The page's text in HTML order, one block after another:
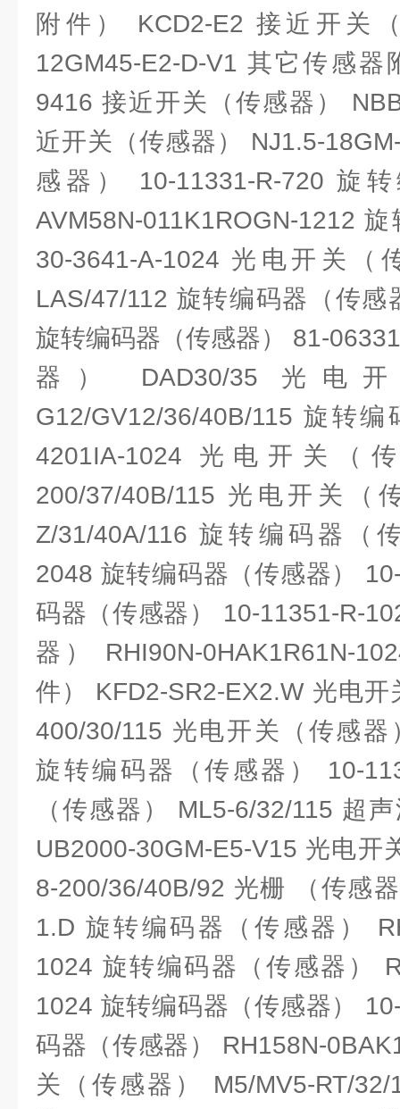
附件） KCD2-E2 接近开关
12GM45-E2-D-V1 其它传感
9416 接近开关（传感器）
近开关（传感器） NJ1.5-
感器） 10-11331-R-720 旋
AVM58N-011K1ROGN-1212
30-3641-A-1024 光电开关（
LAS/47/112 旋转编码器（传感
旋转编码器（传感器） 81-
器） DAD30/35 光电
G12/GV12/36/40B/115 旋转
4201IA-1024 光电开关（
200/37/40B/115 光电开关（
Z/31/40A/116 旋转编码器（
2048 旋转编码器（传感器）
码器（传感器） 10-11351-R-
器） RHI90N-0HAK1R61N-
件） KFD2-SR2-EX2.W 光电
400/30/115 光电开关（传感器
旋转编码器（传感器） 10-
（传感器） ML5-6/32/115 超
UB2000-30GM-E5-V15 光电开
8-200/36/40B/92 光栅 （传感
1.D 旋转编码器（传感器）
1024 旋转编码器（传感器）
1024 旋转编码器（传感器）
码器（传感器） RH158N-
关（传感器） M5/MV5-RT/